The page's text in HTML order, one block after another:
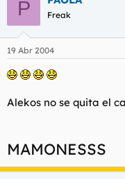
t
m
a
P Freak
19 Abr 2004
Alekos no se quita el
MAMONESSS